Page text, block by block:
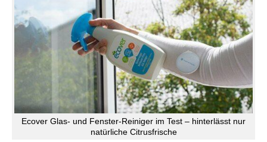
Ecover Glas- und Fenster-Reiniger im Test – hinterlässt nur
natürliche Citrusfrische